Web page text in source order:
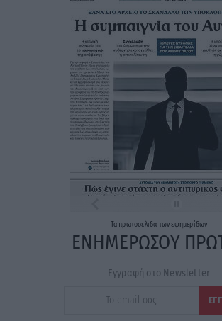
Ταπρωτοσέλιδα τωνεφημερίδων
ΕΝΗΜΕΡΩΣΟΥ
Εγγραφή στο Newsletter